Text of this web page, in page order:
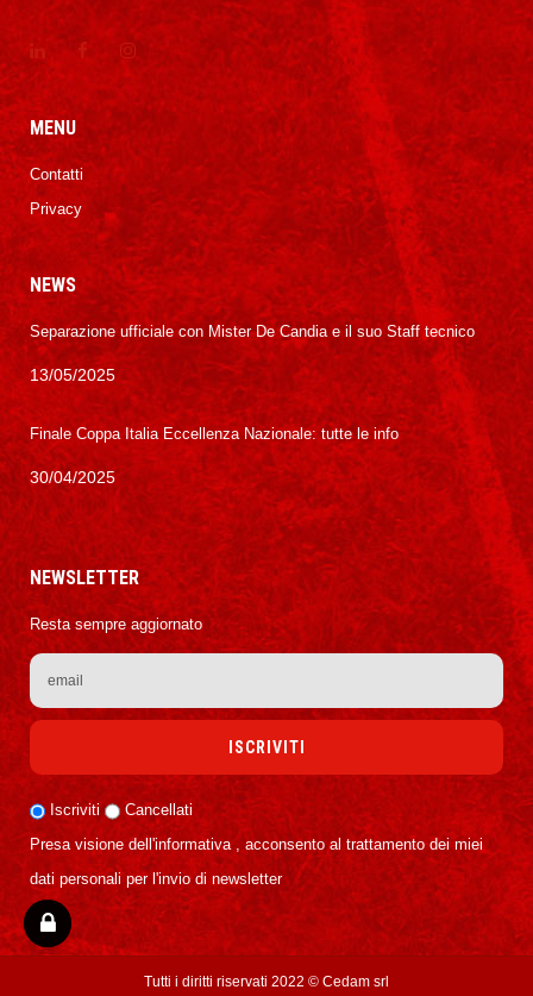
MENU
Contatti
Privacy
NEWS
Separazione ufficiale con Mister De Candia e il suo Staff tecnico
13/05/2025
Finale Coppa Italia Eccellenza Nazionale: tutte le info
30/04/2025
NEWSLETTER
Resta sempre aggiornato
Iscriviti
Cancellati
Presa visione dell'informativa , acconsento al trattamento dei miei
dati personali per l'invio di newsletter
Tutti i diritti riservati 2022 © Cedam srl